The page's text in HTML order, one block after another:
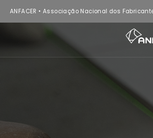
ANFACER • Associação Nacional dos